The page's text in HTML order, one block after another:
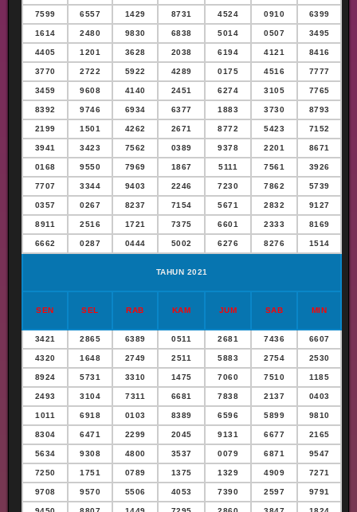
7599 6557 1429 8731 4524 0910 6399
1614 2480 9830 6838 5014 0507 3495
4405 1201 3628 2038 6194 4121 8416
3770 2722 5922 4289 0175 4516 7777
3459 9608 4140 2451 6274 3105 7765
8392 9746 6934 6377 1883 3730 8793
2199 1501 4262 2671 8772 5423 7152
3941 3423 7562 0389 9378 2201 8671
0168 9550 7969 1867 5111 7561 3926
7707 3344 9403 2246 7230 7862 5739
0357 0267 8237 7154 5671 2832 9127
8911 2516 1721 7375 6601 2333 8169
6662 0287 0444 5002 6276 8276 1514
TAHUN 2021
SEN SEL RAB KAM JUM SAB MIN
3421 2865 6389 0511 2681 7436 6607
4320 1648 2749 2511 5883 2754 2530
8924 5731 3310 1475 7060 7510 1185
2493 3104 7311 6681 7838 2137 0403
1011 6918 0103 8389 6596 5899 9810
8304 6471 2299 2045 9131 6677 2165
5634 9308 4800 3537 0079 6871 9547
7250 1751 0789 1375 1329 4909 7271
9708 9570 5506 4053 7390 2597 9791